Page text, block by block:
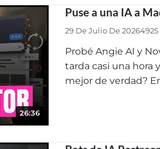
26:36
Puse a una IA a
29 De Julio De 2026
Probé Angie AI y
tarda casi una hora
mejor de verdad?